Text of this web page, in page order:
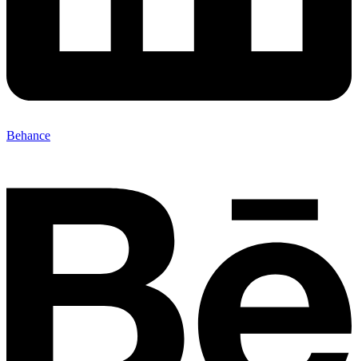
Behance